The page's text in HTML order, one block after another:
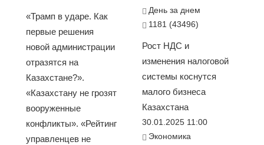
«Трамп в ударе. Как
первые решения
новой администрации
отразятся на
Казахстане?».
«Казахстану не грозят
вооруженные
конфликты». «Рейтинг
управленцев не
День за днем
1181 (43496)
Рост НДС и
изменения налоговой
системы коснутся
малого бизнеса
Казахстана
30.01.2025 11:00
Экономика